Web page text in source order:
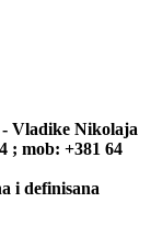
Vladike Nikolaja
; mob: +381 64
i definisana